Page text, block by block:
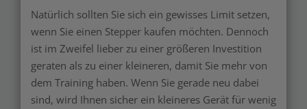
Natürlich sollten Sie sich ein gewisses Limit setzen,
wenn Sie einen Stepper kaufen möchten. Dennoch
ist im Zweifel lieber zu einer größeren Investition
geraten als zu einer kleineren, damit Sie mehr von
dem Training haben. Wenn Sie gerade neu dabei
sind, wird Ihnen sicher ein kleineres Gerät für wenig